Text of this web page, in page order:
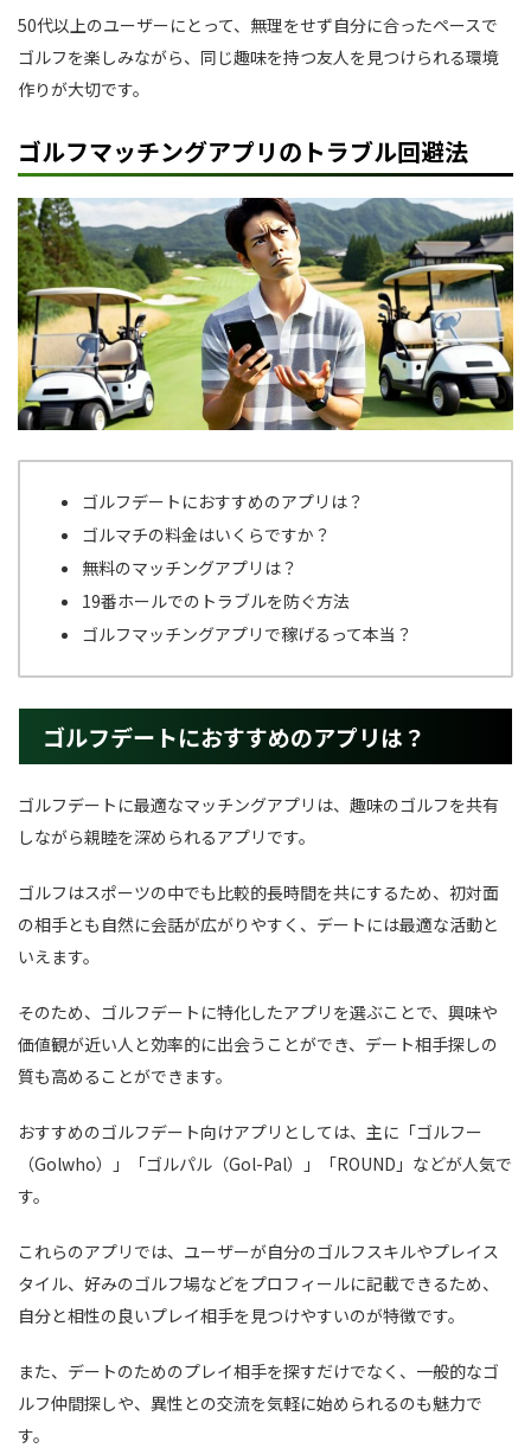
50代以上のユーザーにとって、無理をせず自分に合ったペースで
ゴルフを楽しみながら、同じ趣味を持つ友人を見つけられる環境
作りが大切です。
ゴルフマッチングアプリのトラブル回避法
ゴルフデートにおすすめのアプリは？
ゴルマチの料金はいくらですか？
無料のマッチングアプリは？
19番ホールでのトラブルを防ぐ方法
ゴルフマッチングアプリで稼げるって本当？
ゴルフデートにおすすめのアプリは？
ゴルフデートに最適なマッチングアプリは、趣味のゴルフを共有
しながら親睦を深められるアプリです。
ゴルフはスポーツの中でも比較的長時間を共にするため、初対面
の相手とも自然に会話が広がりやすく、デートには最適な活動と
いえます。
そのため、ゴルフデートに特化したアプリを選ぶことで、興味や
価値観が近い人と効率的に出会うことができ、デート相手探しの
質も高めることができます。
おすすめのゴルフデート向けアプリとしては、主に「ゴルフー
（Golwho）」「ゴルパル（Gol-Pal）」「ROUND」などが人気で
す。
これらのアプリでは、ユーザーが自分のゴルフスキルやプレイス
タイル、好みのゴルフ場などをプロフィールに記載できるため、
自分と相性の良いプレイ相手を見つけやすいのが特徴です。
また、デートのためのプレイ相手を探すだけでなく、一般的なゴ
ルフ仲間探しや、異性との交流を気軽に始められるのも魅力で
す。